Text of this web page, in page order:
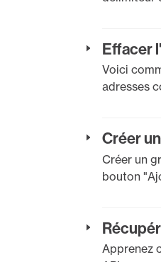
Effacer
Voici
adresses
Créer
Créer un
bouton
Apprenez